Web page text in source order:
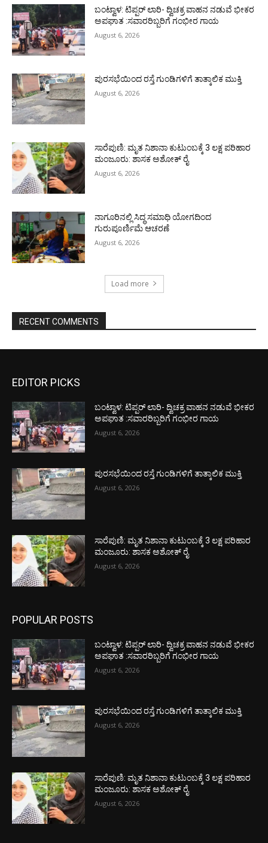
ಬಂಟ್ವಾಳ: ಟಿಪ್ಪರ್ ಲಾರಿ- ದ್ವಿಚಕ್ರ ವಾಹನ ನಡುವೆ ಭೀಕರ
ಅಪಘಾತ :ಸವಾರರಿಬ್ಬರಿಗೆ ಗಂಭೀರ ಗಾಯ
August 6, 2026
ಪುರಸಭೆಯಿಂದ ರಸ್ತೆ ಗುಂಡಿಗಳಿಗೆ ತಾತ್ಕಾಲಿಕ ಮುಕ್ತಿ
August 6, 2026
ಸಾರೆಪುಣಿ: ಮೃತ ನಿಶಾನಾ ಕುಟುಂಬಕ್ಕೆ 3 ಲಕ್ಷ ಪರಿಹಾರ
ಮಂಜೂರು: ಶಾಸಕ ಅಶೋಕ್ ರೈ
August 6, 2026
ನಾಗೂರಿನಲ್ಲಿ ಸಿದ್ಧ ಸಮಾಧಿ ಯೋಗದಿಂದ
ಗುರುಪೂರ್ಣಿಮೆ ಆಚರಣೆ
August 6, 2026
Load more
RECENT COMMENTS
EDITOR PICKS
ಬಂಟ್ವಾಳ: ಟಿಪ್ಪರ್ ಲಾರಿ- ದ್ವಿಚಕ್ರ ವಾಹನ ನಡುವೆ ಭೀಕರ
ಅಪಘಾತ :ಸವಾರರಿಬ್ಬರಿಗೆ ಗಂಭೀರ ಗಾಯ
August 6, 2026
ಪುರಸಭೆಯಿಂದ ರಸ್ತೆ ಗುಂಡಿಗಳಿಗೆ ತಾತ್ಕಾಲಿಕ ಮುಕ್ತಿ
August 6, 2026
ಸಾರೆಪುಣಿ: ಮೃತ ನಿಶಾನಾ ಕುಟುಂಬಕ್ಕೆ 3 ಲಕ್ಷ ಪರಿಹಾರ
ಮಂಜೂರು: ಶಾಸಕ ಅಶೋಕ್ ರೈ
August 6, 2026
POPULAR POSTS
ಬಂಟ್ವಾಳ: ಟಿಪ್ಪರ್ ಲಾರಿ- ದ್ವಿಚಕ್ರ ವಾಹನ ನಡುವೆ ಭೀಕರ
ಅಪಘಾತ :ಸವಾರರಿಬ್ಬರಿಗೆ ಗಂಭೀರ ಗಾಯ
August 6, 2026
ಪುರಸಭೆಯಿಂದ ರಸ್ತೆ ಗುಂಡಿಗಳಿಗೆ ತಾತ್ಕಾಲಿಕ ಮುಕ್ತಿ
August 6, 2026
ಸಾರೆಪುಣಿ: ಮೃತ ನಿಶಾನಾ ಕುಟುಂಬಕ್ಕೆ 3 ಲಕ್ಷ ಪರಿಹಾರ
ಮಂಜೂರು: ಶಾಸಕ ಅಶೋಕ್ ರೈ
August 6, 2026